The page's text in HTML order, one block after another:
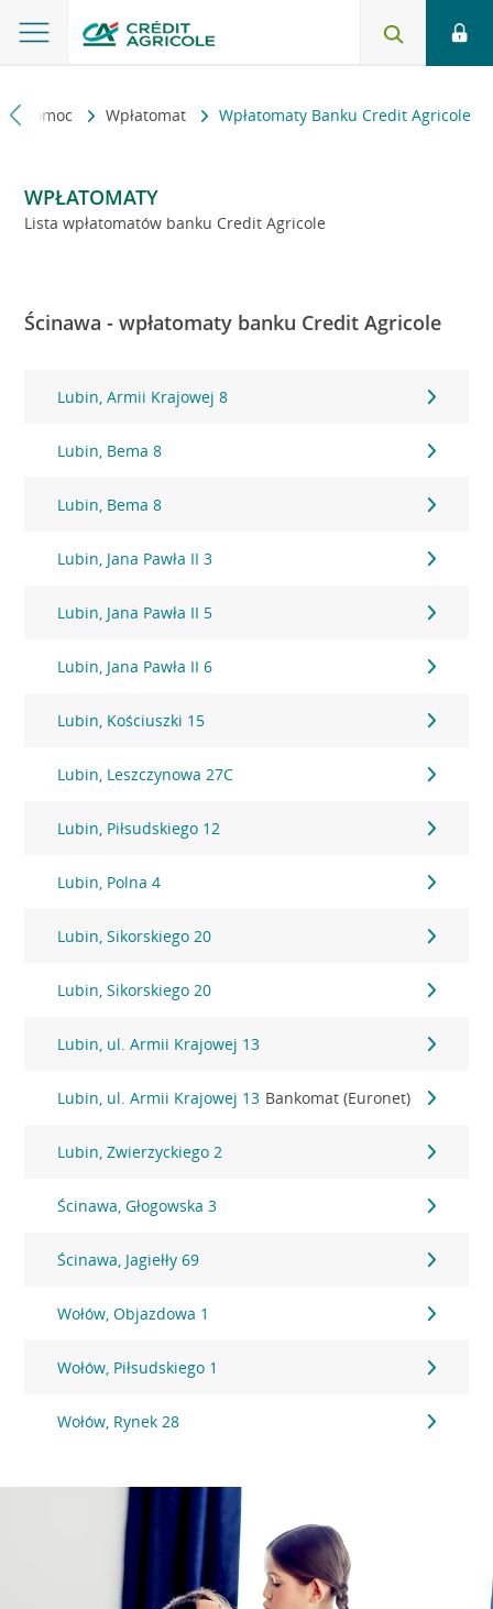
i pomoc Wpłatomat Wpłatomaty Banku Credit Agricole
WPŁATOMATY
Lista wpłatomatów banku Credit Agricole
Ścinawa - wpłatomaty banku Credit Agricole
Lubin, Armii Krajowej 8
Lubin, Bema 8
Lubin, Bema 8
Lubin, Jana Pawła II 3
Lubin, Jana Pawła II 5
Lubin, Jana Pawła II 6
Lubin, Kościuszki 15
Lubin, Leszczynowa 27C
Lubin, Piłsudskiego 12
Lubin, Polna 4
Lubin, Sikorskiego 20
Lubin, Sikorskiego 20
Lubin, ul. Armii Krajowej 13
Lubin, ul. Armii Krajowej 13 Bankomat (Euronet)
Lubin, Zwierzyckiego 2
Ścinawa, Głogowska 3
Ścinawa, Jagiełły 69
Wołów, Objazdowa 1
Wołów, Piłsudskiego 1
Wołów, Rynek 28